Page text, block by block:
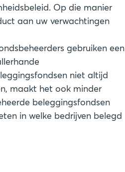
Op die manier
aan uw verwachtingen
gebruiken een
niet altijd
maakt het ook minder
beleggingsfondsen
in welke bedrijven belegd